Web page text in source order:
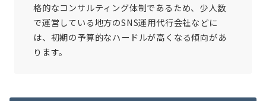
格的なコンサルティング体制であるため、少人数
で運営している地方のSNS運用代行会社などに
は、初期の予算的なハードルが高くなる傾向があ
ります。